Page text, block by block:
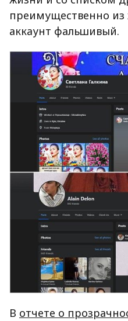
преимущественно
аккаунт фальшивый.
В отчете о